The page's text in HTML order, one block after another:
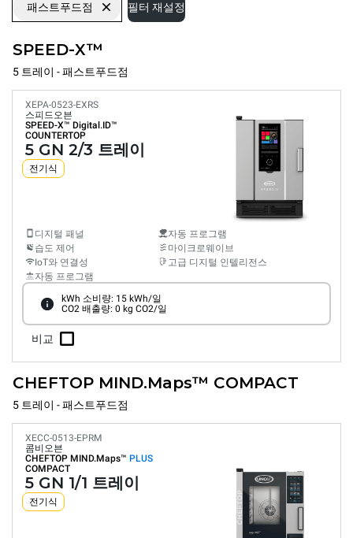
패스트푸드점 필터 재설정
SPEED-X™
5 트레이 - 패스트푸드점
XEPA-0523-EXRS
스피드오븐
SPEED-X™ Digital.ID™
COUNTERTOP
5 GN 2/3 트레이
전기식
디지털 패널
습도 제어
IoT와 연결성
자동 프로그램
자동 프로그램
마이크로웨이브
고급 디지털 인텔리전스
kWh 소비량: 15 kWh/일
CO2 배출량: 0 kg CO2/일
비교
CHEFTOP MIND.Maps™ COMPACT
5 트레이 - 패스트푸드점
XECC-0513-EPRM
콤비오븐
CHEFTOP MIND.Maps™ PLUS
COMPACT
5 GN 1/1 트레이
전기식